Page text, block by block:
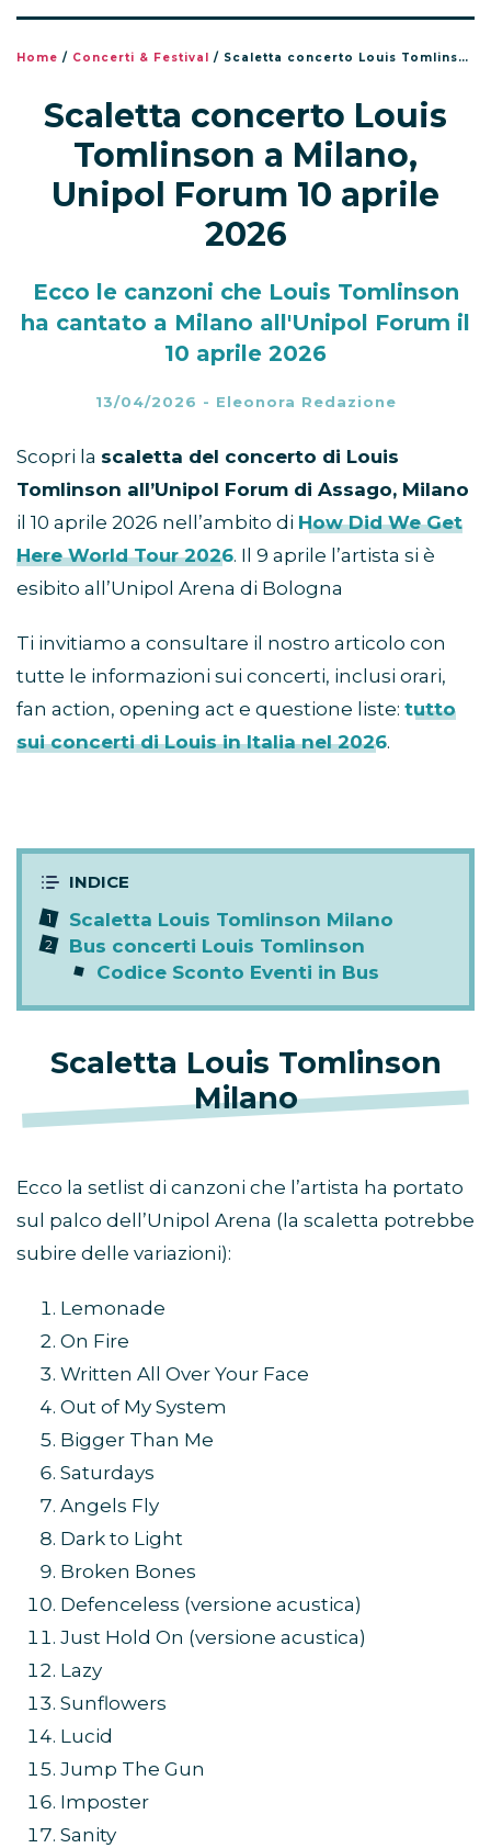
Home / Concerti & Festival / Scaletta concerto Louis Tomlinson a Milano, Unipol Forum 10 aprile 2026
Scaletta concerto Louis
Tomlinson a Milano,
Unipol Forum 10 aprile
2026
Ecco le canzoni che Louis Tomlinson
ha cantato a Milano all'Unipol Forum il
10 aprile 2026
13/04/2026 - Eleonora Redazione
Scopri la scaletta del concerto di Louis
Tomlinson all’Unipol Forum di Assago, Milano
il 10 aprile 2026 nell’ambito di How Did We Get
Here World Tour 2026. Il 9 aprile l’artista si è
esibito all’Unipol Arena di Bologna
Ti invitiamo a consultare il nostro articolo con
tutte le informazioni sui concerti, inclusi orari,
fan action, opening act e questione liste: tutto
sui concerti di Louis in Italia nel 2026.
Scaletta Louis Tomlinson Milano
Bus concerti Louis Tomlinson
Codice Sconto Eventi in Bus
Scaletta Louis Tomlinson
Milano
Ecco la setlist di canzoni che l’artista ha portato
sul palco dell’Unipol Arena (la scaletta potrebbe
subire delle variazioni):
Lemonade
On Fire
Written All Over Your Face
Out of My System
Bigger Than Me
Saturdays
Angels Fly
Dark to Light
Broken Bones
Defenceless (versione acustica)
Just Hold On (versione acustica)
Lazy
Sunflowers
Lucid
Jump The Gun
Imposter
Sanity